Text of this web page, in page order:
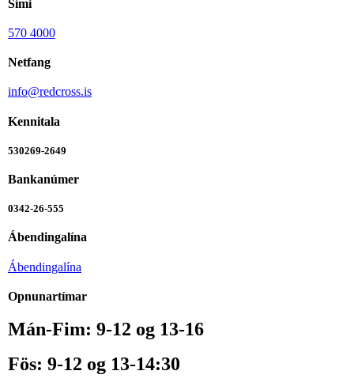
Sími
570 4000
Netfang
info@redcross.is
Kennitala
530269-2649
Bankanúmer
0342-26-555
Ábendingalína
Ábendingalína
Opnunartímar
Mán-Fim: 9-12 og 13-16
Fös: 9-12 og 13-14:30